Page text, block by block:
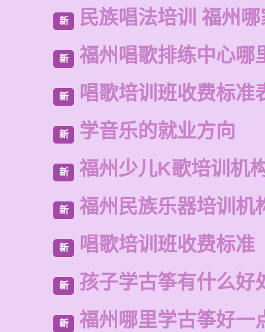
新 民族唱法培训 福州
新 福州唱歌排练中心哪
新 唱歌培训班收费标准
新 学音乐的就业方向
新 福州少儿K歌培训机
新 福州民族乐器培训机
新 唱歌培训班收费标准
新 孩子学古筝有什么好
新 福州哪里学古筝好一